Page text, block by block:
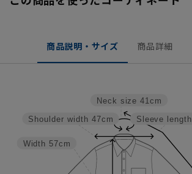
商品説明・サイズ 商品詳細
Sleeve length
Neck size 41cm
Width 57cm
Shoulder width 47cm